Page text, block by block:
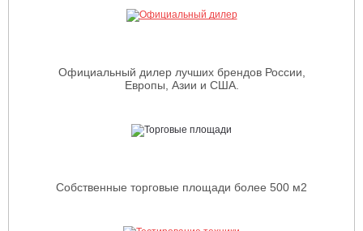
Официальный дилер лучших брендов России,
Европы, Азии и США.
Собственные торговые площади более 500 м2